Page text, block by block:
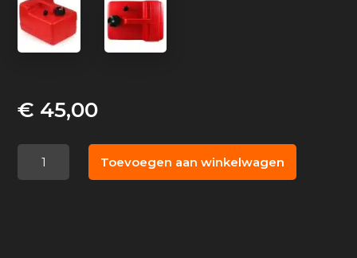
€ 45,00
Toevoegen aan winkelwagen